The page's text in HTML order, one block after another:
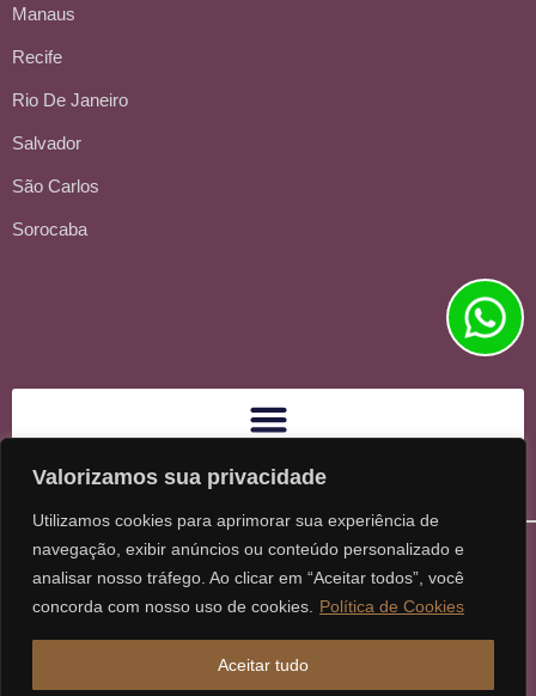
Valorizamos sua privacidade
Utilizamos cookies para aprimorar sua experiência de
navegação, exibir anúncios ou conteúdo personalizado e
analisar nosso tráfego. Ao clicar em “Aceitar todos”, você
concorda com nosso uso de cookies.
Política de Cookies
Aceitar tudo
Manaus
Recife
Rio De Janeiro
Salvador
São Carlos
Sorocaba
Advogados | CNPJ: 11.317.840/0001-07